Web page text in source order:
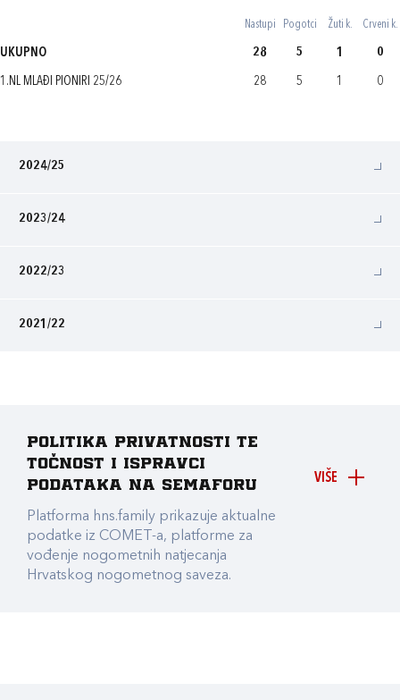
Nastupi Pogotci Žuti k. Crveni k.
UKUPNO 28 5 1 0
1.NL MLAĐI PIONIRI 25/26 28 5 1 0
2024/25
2023/24
2022/23
2021/22
VIŠE
Politika privatnosti te
točnost i ispravci
podataka na Semaforu
Platforma hns.family prikazuje aktualne
podatke iz COMET-a, platforme za
vođenje nogometnih natjecanja
Hrvatskog nogometnog saveza.